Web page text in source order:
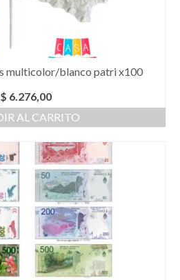
multicolor/blanco patri x100
$ 6.276,00
AL CARRITO